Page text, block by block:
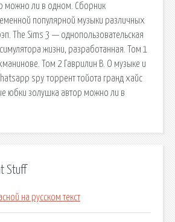
можно ли в одном. Сборник
популярной музыки различных
The Sims 3 — однопользовательская
жизни, разработанная. Том 1
Том 2 Гаврилин В. О музыке и
hatsapp spy торрент тойота гранд хайс
юбки золушка автор можно ли в
Stuff
на русском текст